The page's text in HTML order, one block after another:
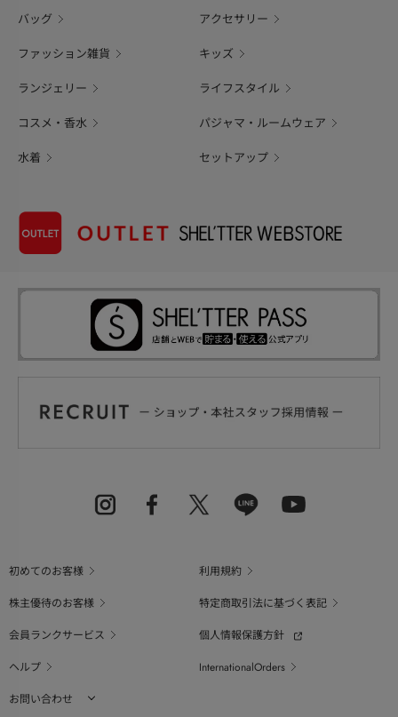
バッグ アクセサリー
ファッション雑貨 キッズ
ランジェリー ライフスタイル
コスメ・香水 パジャマ・ルームウェア
水着 セットアップ
初めてのお客様
利用規約
株主優待のお客様
特定商取引法に基づく表記
会員ランクサービス
個人情報保護方針
ヘルプ
InternationalOrders
お問い合わせ